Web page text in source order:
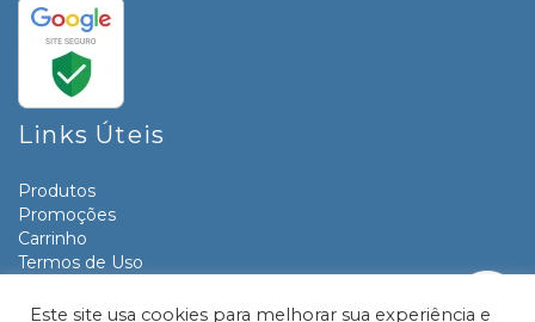
Links Úteis
Produtos
Promoções
Carrinho
Termos de Uso
Contato
Este site usa cookies para melhorar sua experiência e